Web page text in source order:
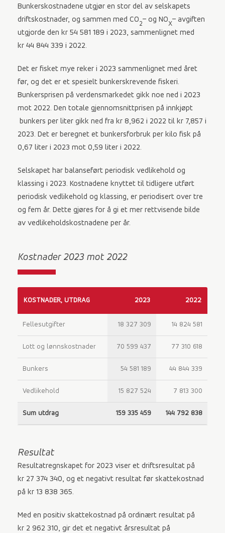
Bunkerskostnadene utgjør en stor del av selskapets
driftskostnader, og sammen med CO
2
– og NO
X
– avgiften
utgjorde den kr 54 581 189 i 2023, sammenlignet med
kr 44 844 339 i 2022.
Det er fisket mye reker i 2023 sammenlignet med året
før, og det er et spesielt bunkerskrevende fiskeri.
Bunkersprisen på verdensmarkedet gikk noe ned i 2023
mot 2022. Den totale gjennomsnittprisen på innkjøpt
bunkers per liter gikk ned fra kr 8,962 i 2022 til kr 7,857 i
2023. Det er beregnet et bunkersforbruk per kilo fisk på
0,67 liter i 2023 mot 0,59 liter i 2022.
Selskapet har balanseført periodisk vedlikehold og
klassing i 2023. Kostnadene knyttet til tidligere utført
periodisk vedlikehold og klassing, er periodisert over tre
og fem år. Dette gjøres for å gi et mer rettvisende bilde
av vedlikeholdskostnadene per år.
Kostnader 2023 mot 2022
KOSTNADER, UTDRAG 2023 2022
Fellesutgifter 18 327 309 14 824 581
Lott og lønnskostnader 70 599 437 77 310 618
Bunkers 54 581 189 44 844 339
Vedlikehold 15 827 524 7 813 300
Sum utdrag 159 335 459 144 792 838
Resultat
Resultatregnskapet for 2023 viser et driftsresultat på
kr 27 374 340, og et negativt resultat før skattekostnad
på kr 13 838 365.
Med en positiv skattekostnad på ordinært resultat på
kr 2 962 310, gir det et negativt årsresultat på